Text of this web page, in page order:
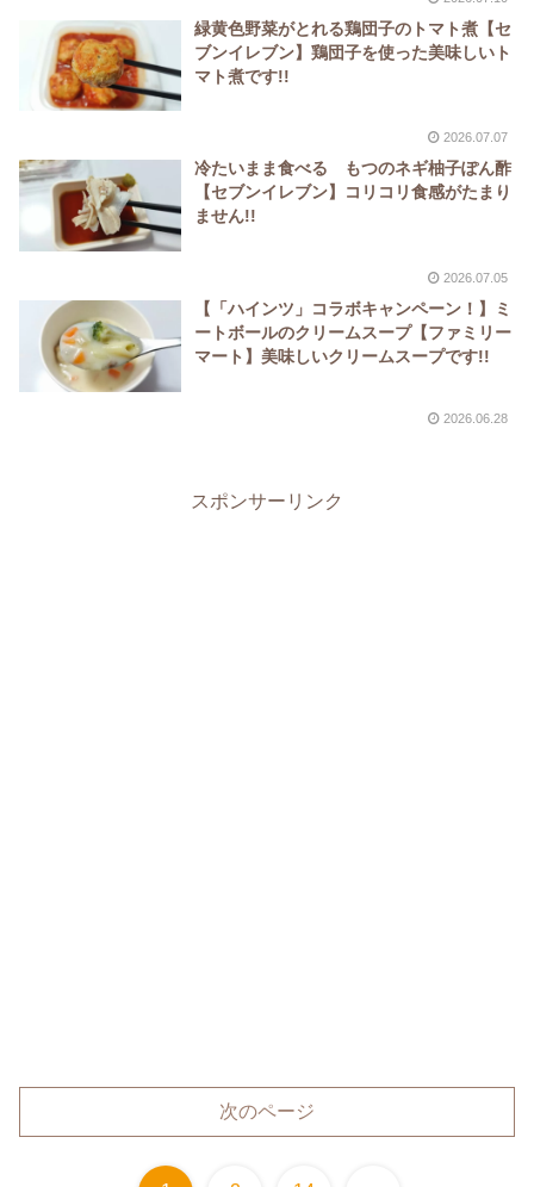
緑黄色野菜がとれる鶏団子のトマト煮【セ
ブンイレブン】鶏団子を使った美味しいト
マト煮です!!
2026.07.07
冷たいまま食べる もつのネギ柚子ぽん酢
【セブンイレブン】コリコリ食感がたまり
ません!!
2026.07.05
【「ハインツ」コラボキャンペーン！】ミ
ートボールのクリームスープ【ファミリー
マート】美味しいクリームスープです!!
2026.06.28
スポンサーリンク
次のページ